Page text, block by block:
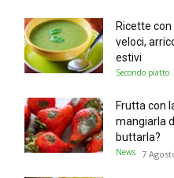
Ricette
veloci,
estivi
Secondo piatto
Frutta con
mangiarla
buttarla?
News 7